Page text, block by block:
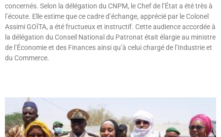
concernés. Selon la délégation du CNPM, le Chef de l’État a été très à
l’écoute. Elle estime que ce cadre d’échange, apprécié par le Colonel
Assimi GOÏTA, a été fructueux et instructif. Cette audience accordée à
la délégation du Conseil National du Patronat était élargie au ministre
de l’Économie et des Finances ainsi qu’à celui chargé de l’Industrie et
du Commerce.